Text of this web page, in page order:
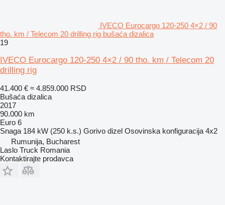
IVECO Eurocargo 120-250 4×2 / 90
tho. km / Telecom 20 drilling rig bušaća dizalica
19
IVECO Eurocargo 120-250 4×2 / 90 tho. km / Telecom 20
drilling rig
41.400 € ≈ 4.859.000 RSD
Bušaća dizalica
2017
90.000 km
Euro 6
Snaga 184 kW (250 k.s.) Gorivo dizel Osovinska konfiguracija 4x2
Rumunija, Bucharest
Laslo Truck Romania
Kontaktirajte prodavca